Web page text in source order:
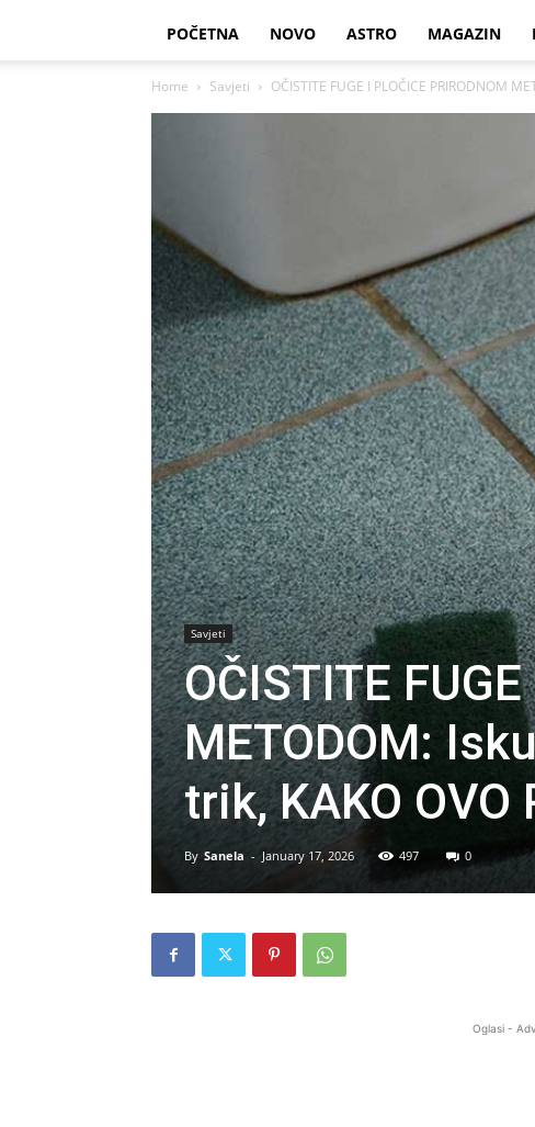
POČETNA NOVO ASTRO MAGAZIN
Home Savjeti OČISTITE FUGE I PLOČICE PRIRODNOM
Savjeti
OČISTITE
METODOM:
trik, KAKO OVO
By Sanela - January 17, 2026 497 0
Oglasi -